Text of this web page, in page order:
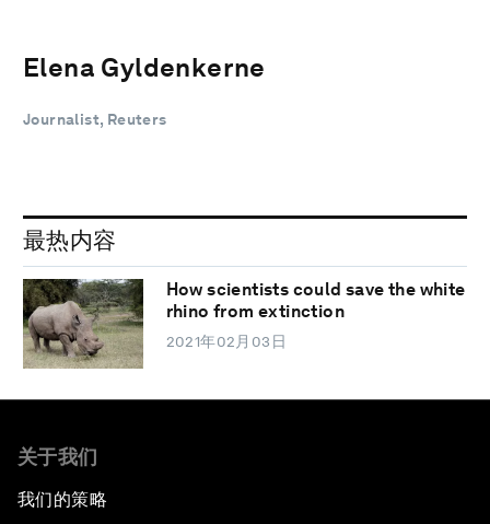
Elena Gyldenkerne
Journalist, Reuters
最热内容
How scientists could save the white
rhino from extinction
2021年02月03日
关于我们
我们的策略